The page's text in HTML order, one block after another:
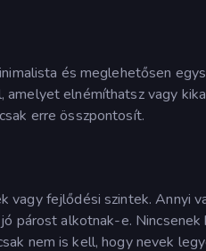
és meglehetősen
elnémíthatsz vagy
erre összpontosít.
vagy fejlődési szintek. Annyi
párost alkotnak-e.
nem is kell, hogy nevek